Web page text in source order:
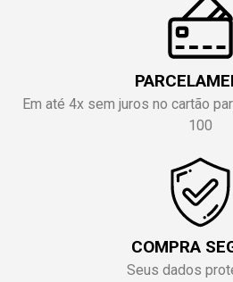
Em até 4x sem juros no cartão
100
COMPRA
Seus dados